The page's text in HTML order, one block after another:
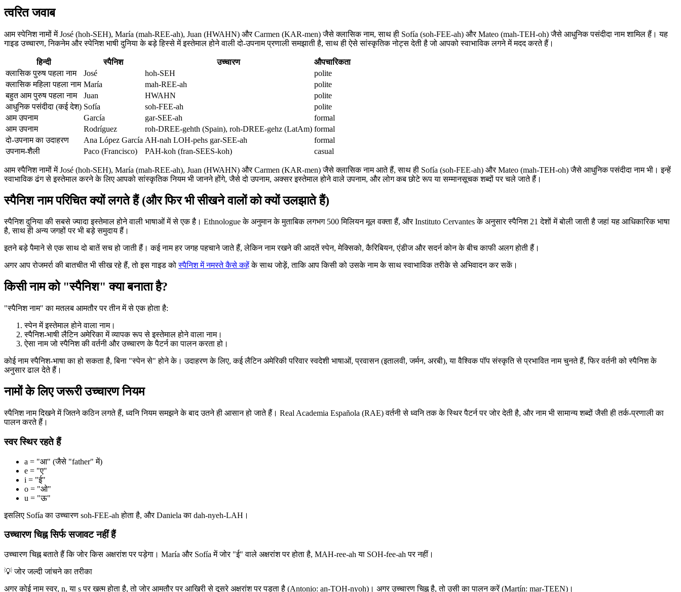
त्वरित जवाब
आम स्पेनिश नामों में José (hoh-SEH), María (mah-REE-ah), Juan (HWAHN) और Carmen (KAR-men) जैसे क्लासिक नाम, साथ ही Sofía (soh-FEE-ah) और Mateo (mah-TEH-oh) जैसे आधुनिक पसंदीदा नाम शामिल हैं। यह
गाइड उच्चारण, निकनेम और स्पेनिश भाषी दुनिया के बड़े हिस्से में इस्तेमाल होने वाली दो-उपनाम प्रणाली समझाती है, साथ ही ऐसे सांस्कृतिक नोट्स देती है जो आपको स्वाभाविक लगने में मदद करते हैं।
हिन्दी स्पैनिश उच्चारण
औपचारिकता
क्लासिक पुरुष पहला नाम
José hoh-SEH
polite
क्लासिक महिला पहला नाम María mah-REE-ah
polite
बहुत आम पुरुष पहला नाम
Juan HWAHN
polite
आधुनिक पसंदीदा (कई देश) Sofía soh-FEE-ah
polite
आम उपनाम
García gar-SEE-ah
formal
आम उपनाम
Rodríguez roh-DREE-gehth (Spain), roh-DREE-gehz (LatAm) formal
दो-उपनाम का उदाहरण
Ana López García AH-nah LOH-pehs gar-SEE-ah
formal
उपनाम-शैली
Paco (Francisco) PAH-koh (fran-SEES-koh) casual
आम स्पैनिश नामों में José (hoh-SEH), María (mah-REE-ah), Juan (HWAHN) और Carmen (KAR-men) जैसे क्लासिक नाम आते हैं, साथ ही Sofía (soh-FEE-ah) और Mateo (mah-TEH-oh) जैसे आधुनिक पसंदीदा नाम भी। इन्हें
स्वाभाविक ढंग से इस्तेमाल करने के लिए आपको सांस्कृतिक नियम भी जानने होंगे, जैसे दो उपनाम, अक्सर इस्तेमाल होने वाले उपनाम, और लोग कब छोटे रूप या सम्मानसूचक शब्दों पर चले जाते हैं।
स्पैनिश नाम परिचित क्यों लगते हैं (और फिर भी सीखने वालों को क्यों उलझाते हैं)
स्पैनिश दुनिया की सबसे ज्यादा इस्तेमाल होने वाली भाषाओं में से एक है। Ethnologue के अनुमान के मुताबिक लगभग 500 मिलियन मूल वक्ता हैं, और Instituto Cervantes के अनुसार स्पैनिश 21 देशों में बोली जाती है जहां यह आधिकारिक भाषा
है, साथ ही अन्य जगहों पर भी बड़े समुदाय हैं।
इतने बड़े पैमाने से एक साथ दो बातें सच हो जाती हैं। कई नाम हर जगह पहचाने जाते हैं, लेकिन नाम रखने की आदतें स्पेन, मेक्सिको, कैरिबियन, एंडीज और सदर्न कोन के बीच काफी अलग होती हैं।
अगर आप रोजमर्रा की बातचीत भी सीख रहे हैं, तो इस गाइड कोस्पैनिश में नमस्ते कैसे कहेंके साथ जोड़ें, ताकि आप किसी को उसके नाम के साथ स्वाभाविक तरीके से अभिवादन कर सकें।
किसी नाम को "स्पैनिश" क्या बनाता है?
"स्पैनिश नाम" का मतलब आमतौर पर तीन में से एक होता है:
स्पेन में इस्तेमाल होने वाला नाम।
स्पैनिश-भाषी लैटिन अमेरिका में व्यापक रूप से इस्तेमाल होने वाला नाम।
ऐसा नाम जो स्पैनिश की वर्तनी और उच्चारण के पैटर्न का पालन करता हो।
कोई नाम स्पैनिश-भाषा का हो सकता है, बिना "स्पेन से" होने के। उदाहरण के लिए, कई लैटिन अमेरिकी परिवार स्वदेशी भाषाओं, प्रवासन (इतालवी, जर्मन, अरबी), या वैश्विक पॉप संस्कृति से प्रभावित नाम चुनते हैं, फिर वर्तनी को स्पैनिश के
अनुसार ढाल देते हैं।
नामों के लिए जरूरी उच्चारण नियम
स्पैनिश नाम दिखने में जितने कठिन लगते हैं, ध्वनि नियम समझने के बाद उतने ही आसान हो जाते हैं। Real Academia Española (RAE) वर्तनी से ध्वनि तक के स्थिर पैटर्न पर जोर देती है, और नाम भी सामान्य शब्दों जैसी ही तर्क-प्रणाली का
पालन करते हैं।
स्वर स्थिर रहते हैं
a = "आ" (जैसे "father" में)
e = "ए"
i = "ई"
o = "ओ"
u = "ऊ"
इसलिए Sofía का उच्चारण soh-FEE-ah होता है, और Daniela का dah-nyeh-LAH।
उच्चारण चिह्न सिर्फ सजावट नहीं हैं
उच्चारण चिह्न बताते हैं कि जोर किस अक्षरांश पर पड़ेगा। María और Sofía में जोर "ई" वाले अक्षरांश पर होता है, MAH-ree-ah या SOH-fee-ah पर नहीं।
💡 जोर जल्दी जांचने का तरीका
अगर कोई नाम स्वर, n, या s पर खत्म होता है, तो जोर आमतौर पर आखिरी से दूसरे अक्षरांश पर पड़ता है (Antonio: an-TOH-nyoh)। अगर उच्चारण चिह्न है, तो उसी का पालन करें (Martín: mar-TEEN)।